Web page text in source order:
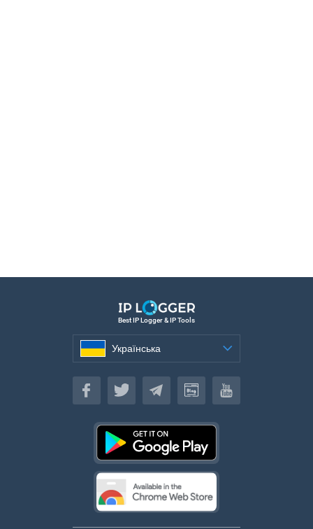
Best IP Logger & IP Tools
Українська
Українська